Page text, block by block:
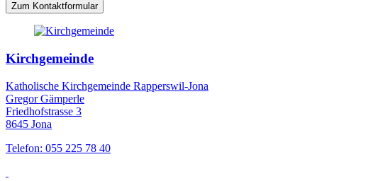
Zum Kontaktformular
Kirchgemeinde
Katholische Kirchgemeinde Rapperswil-Jona
Gregor Gämperle
Friedhofstrasse 3
8645 Jona
Telefon: 055 225 78 40